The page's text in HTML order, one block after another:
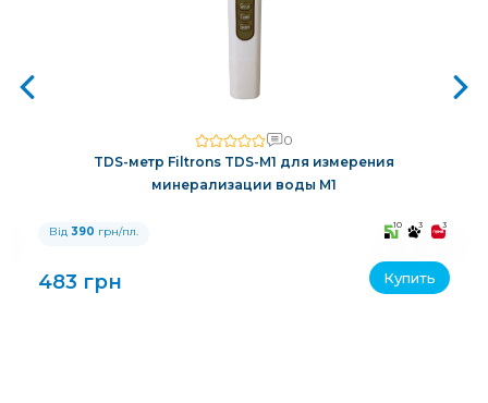
0
TDS-метр Filtrons TDS-M1 для измерения
минерализации воды M1
Від 390 грн/пл. 10 3 3
483 грн Купить